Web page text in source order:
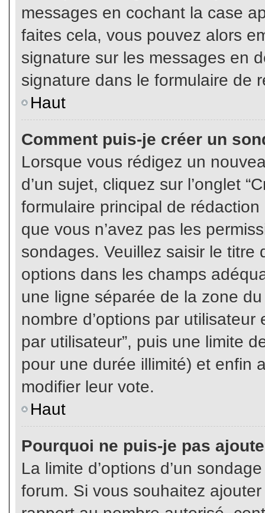
messages en cochant la case
faites cela, vous pouvez alors
signature sur les messages en
signature dans le formulaire de
Haut
Comment puis-je créer un
Lorsque vous rédigez un
d’un sujet, cliquez sur l’onglet
formulaire principal de
que vous n’avez pas les
sondages. Veuillez saisir le
options dans les champs
une ligne séparée de la zone
nombre d’options par
par utilisateur”, puis une limite
pour une durée illimité) et enfin
modifier leur vote.
Haut
Pourquoi ne puis-je pas
La limite d’options d’un
forum. Si vous souhaitez